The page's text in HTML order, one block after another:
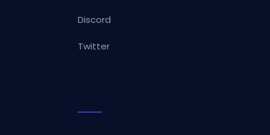
Discord
Twitter